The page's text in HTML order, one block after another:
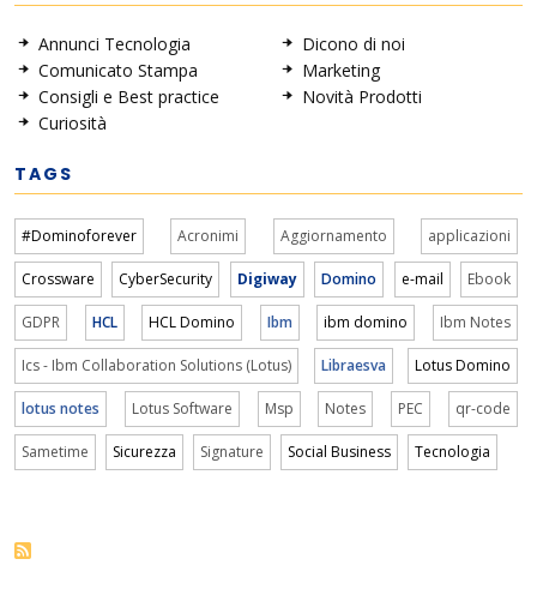
Annunci Tecnologia
Comunicato Stampa
Consigli e Best practice
Curiosità
Dicono di noi
Marketing
Novità Prodotti
TAGS
#Dominoforever Acronimi Aggiornamento applicazioni
Crossware CyberSecurity Digiway Domino e-mail Ebook
GDPR HCL HCL Domino Ibm ibm domino Ibm Notes
Ics - Ibm Collaboration Solutions (Lotus) Libraesva Lotus Domino
lotus notes Lotus Software Msp Notes PEC qr-code
Sametime Sicurezza Signature Social Business Tecnologia